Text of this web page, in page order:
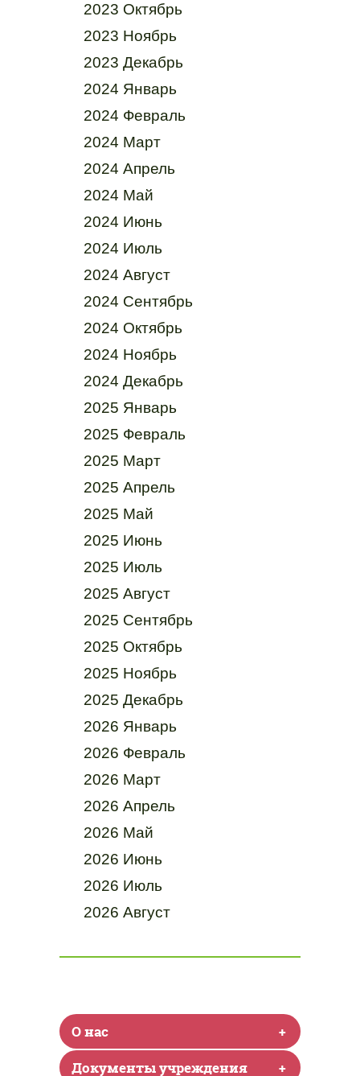
2023 Октябрь
2023 Ноябрь
2023 Декабрь
2024 Январь
2024 Февраль
2024 Март
2024 Апрель
2024 Май
2024 Июнь
2024 Июль
2024 Август
2024 Сентябрь
2024 Октябрь
2024 Ноябрь
2024 Декабрь
2025 Январь
2025 Февраль
2025 Март
2025 Апрель
2025 Май
2025 Июнь
2025 Июль
2025 Август
2025 Сентябрь
2025 Октябрь
2025 Ноябрь
2025 Декабрь
2026 Январь
2026 Февраль
2026 Март
2026 Апрель
2026 Май
2026 Июнь
2026 Июль
2026 Август
О нас +
Документы учреждения +